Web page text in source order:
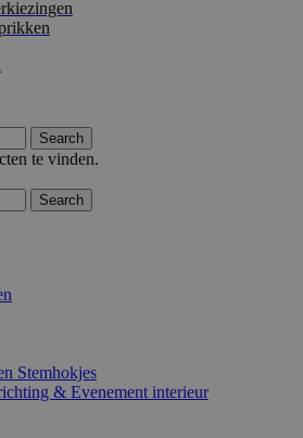
Search
te vinden.
Search
Stemhokjes
& Evenement interieur